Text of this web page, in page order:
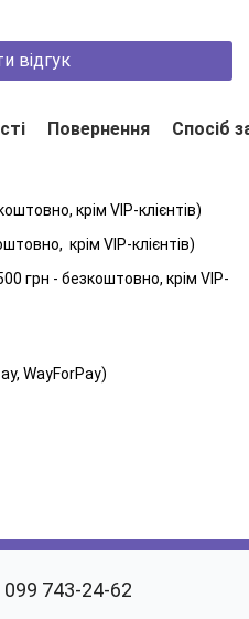
дію. Для широкого
і висипом вугрів.
напругу і допомагає
на шкірі;
противірусні, та
вугри, скорочує
відгук
Повернення Спосіб
крім VIP-клієнтів)
крім VIP-клієнтів)
грн - безкоштовно, крім VIP-
WayForPay)
099 743-24-62